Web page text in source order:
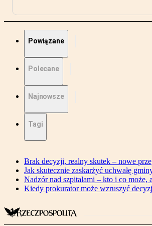
Powiązane
Polecane
Najnowsze
Tagi
Brak decyzji, realny skutek – nowe
Jak skutecznie zaskarżyć uchwałę
Nadzór nad szpitalami – kto i co może,
Kiedy prokurator może wzruszyć